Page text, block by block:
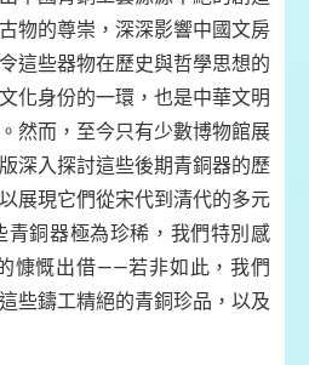
物的尊崇，深深影響中國文房
這些器物在歷史與哲學思想的
化身份的一環，也是中華文明
然而，至今只有少數博物館展
深入探討這些後期青銅器的歷
展現它們從宋代到清代的多元
青銅器極為珍稀，我們特別感
慷慨出借——若非如此，我們
些鑄工精絕的青銅珍品，以及